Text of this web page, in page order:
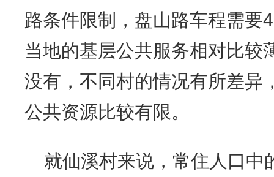
路条件限制，盘山路车程需要
当地的基层公共服务相对比较
没有，不同村的情况有所差异
公共资源比较有限。
就仙溪村来说，常住人口中